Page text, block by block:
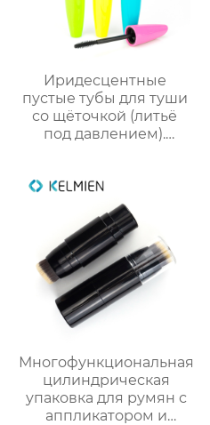
Иридесцентные
пустые тубы для туши
со щёточкой (литьё
под давлением).
производителя
упаковки для
косметики
Многофункциональная
цилиндрическая
упаковка для румян с
аппликатором и